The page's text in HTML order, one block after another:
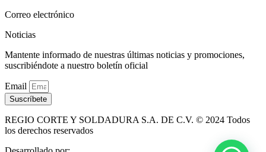
Correo electrónico
Noticias
Mantente informado de nuestras últimas noticias y promociones,
suscribiéndote a nuestro boletín oficial
Email
Suscríbete
REGIO CORTE Y SOLDADURA S.A. DE C.V. © 2024 Todos
los derechos reservados